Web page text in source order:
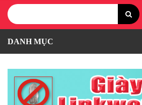
DANH MỤC